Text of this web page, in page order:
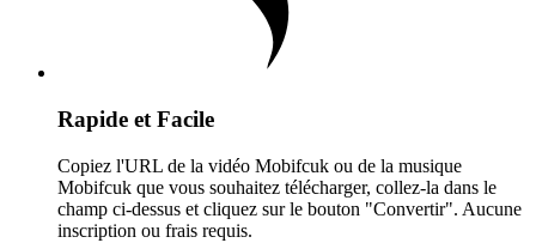
Rapide et Facile
Copiez l'URL de la vidéo Mobifcuk ou de la musique
Mobifcuk que vous souhaitez télécharger, collez-la dans le
champ ci-dessus et cliquez sur le bouton "Convertir". Aucune
inscription ou frais requis.